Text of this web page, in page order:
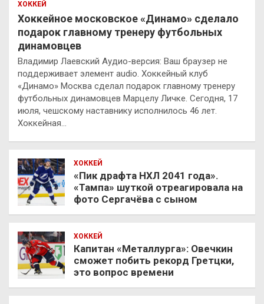
ХОККЕЙ
Хоккейное московское «Динамо» сделало
подарок главному тренеру футбольных
динамовцев
Владимир Лаевский Аудио-версия: Ваш браузер не
поддерживает элемент audio. Хоккейный клуб
«Динамо» Москва сделал подарок главному тренеру
футбольных динамовцев Марцелу Личке. Сегодня, 17
июля, чешскому наставнику исполнилось 46 лет.
Хоккейная…
ХОККЕЙ
«Пик драфта НХЛ 2041 года».
«Тампа» шуткой отреагировала на
фото Сергачёва с сыном
ХОККЕЙ
Капитан «Металлурга»: Овечкин
сможет побить рекорд Гретцки,
это вопрос времени